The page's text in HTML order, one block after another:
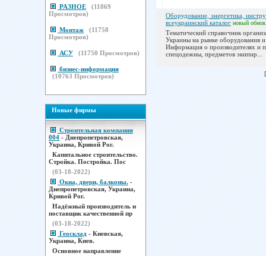
РАЗНОЕ (11869
Просмотров)
Монтаж (11758
Просмотров)
АСУ (11750 Просмотров)
бизнес-информация
(10763 Просмотров)
Новые фирмы
Строительная компания
004 - Днепропетровская,
Украина, Кривой Рог.
Капитальное строительство.
Стройка. Постройка. Пос
(03-18-2022)
Окна, двери, балконы. -
Днепропетровская, Украина,
Кривой Рог.
Надёжный производитель и
поставщик качественной пр
(03-18-2022)
Геосклад - Киевская,
Украина, Киев.
Основное направление
Оборудование, энергетика,
всеукраинский каталог новый
Тематический справочник
Украины на рынке оборудования и
Информация о производителях и
спецодежны, предметов экипир...